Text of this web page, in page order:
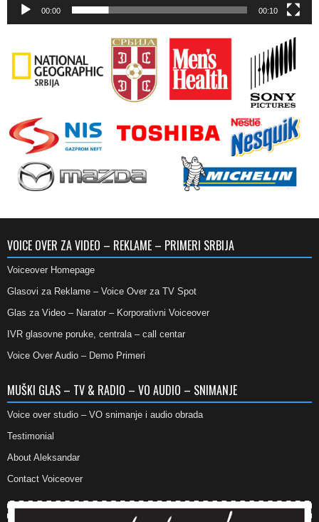
00:00 00:10
VOICE OVER ZA VIDEO – REKLAME – PRIMERI SRBIJA
Voiceover Homepage
Glasovi za Reklame – Voice Over za TV Spot
Glas za Video – Narator – Korporativni Voiceover
IVR glasovne poruke, centrala – call centar
Voice Over Audio – Demo Primeri
MUŠKI GLAS – TV & RADIO – VO AUDIO – SNIMANJE
Voice over studio – VO snimanje i audio obrada
Testimonial
About Aleksandar
Contact Voiceover